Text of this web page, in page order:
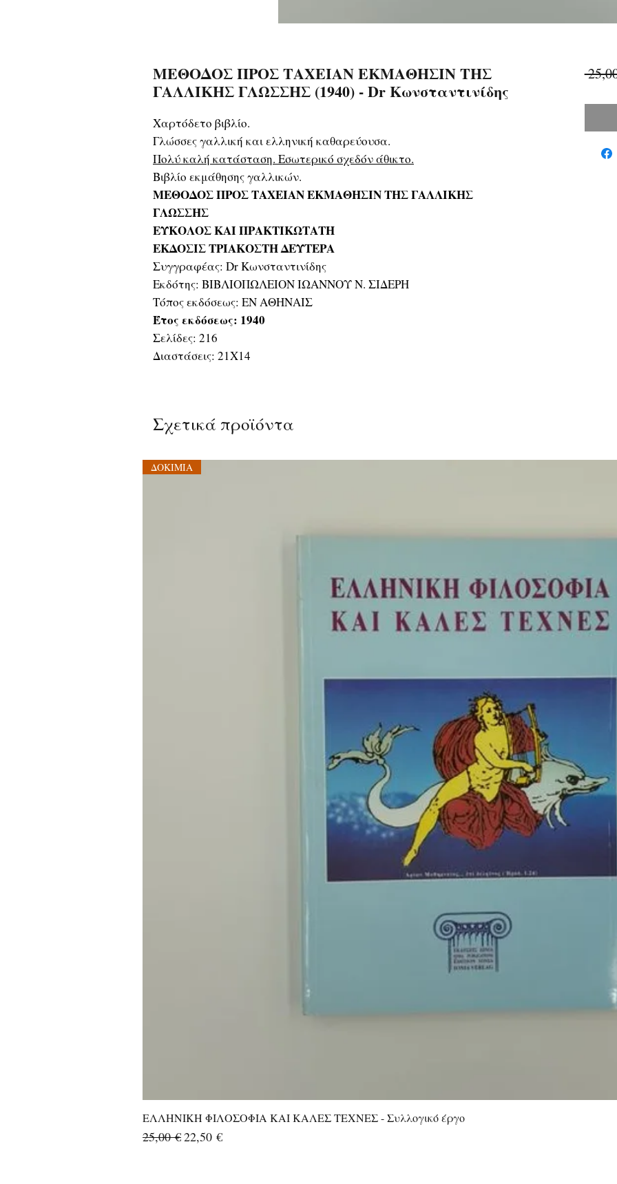
ΜΕΘΟΔΟΣ ΠΡΟΣ ΤΑΧΕΙΑΝ ΕΚΜΑΘΗΣΙΝ ΤΗΣ
ΓΑΛΛΙΚΗΣ ΓΛΩΣΣΗΣ (1940) - Dr Κωνσταντινίδης
Χαρτόδετο βιβλίο.
Γλώσσες γαλλική και ελληνική καθαρεύουσα.
Πολύ καλή κατάσταση. Εσωτερικό σχεδόν άθικτο.
Βιβλίο εκμάθησης γαλλικών.
ΜΕΘΟΔΟΣ ΠΡΟΣ ΤΑΧΕΙΑΝ ΕΚΜΑΘΗΣΙΝ ΤΗΣ ΓΑΛΛΙΚΗΣ
ΓΛΩΣΣΗΣ
ΕΥΚΟΛΟΣ ΚΑΙ ΠΡΑΚΤΙΚΩΤΑΤΗ
ΕΚΔΟΣΙΣ ΤΡΙΑΚΟΣΤΗ ΔΕΥΤΕΡΑ
Συγγραφέας: Dr Κωνσταντινίδης
Εκδότης: ΒΙΒΛΙΟΠΩΛΕΙΟΝ ΙΩΑΝΝΟΥ Ν. ΣΙΔΕΡΗ
Τόπος εκδόσεως: ΕΝ ΑΘΗΝΑΙΣ
Έτος εκδόσεως: 1940
Σελίδες: 216
Διαστάσεις: 21Χ14
Σχετικά προϊόντα
Γρήγορη προβολή
ΔΟΚΙΜΙΑ
ΕΛΛΗΝΙΚΗ ΦΙΛΟΣΟΦΙΑ ΚΑΙ ΚΑΛΕΣ ΤΕΧΝΕΣ - Συλλογικό έργο
Κανονική τιμή
25,00 €Τιμή Έκπτωσης
22,50 €